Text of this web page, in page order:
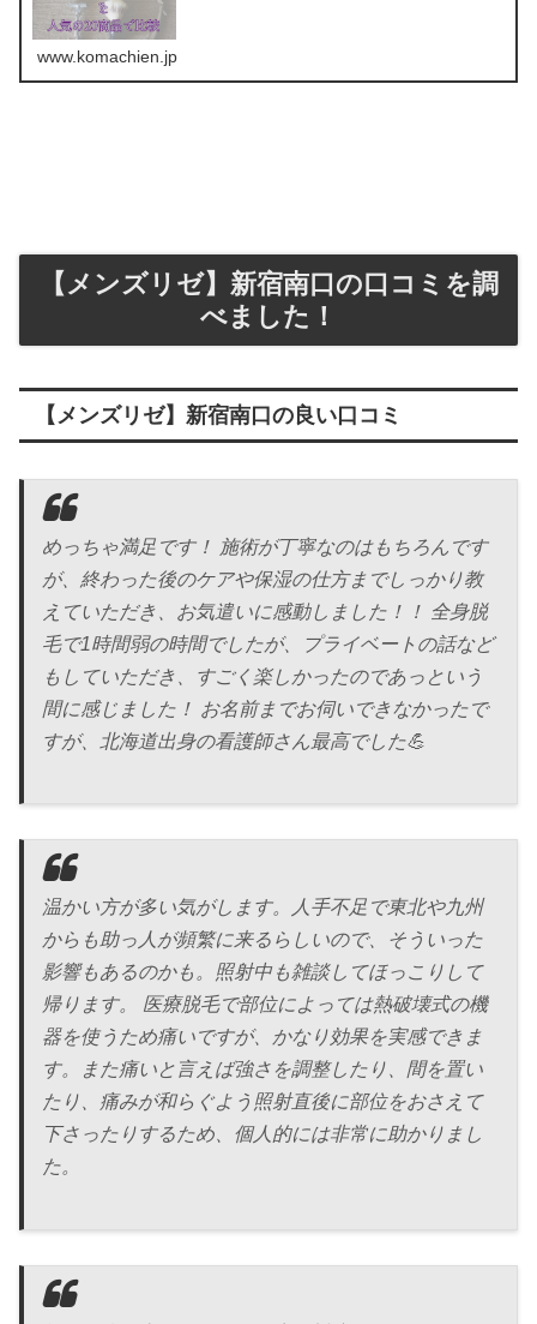
www.komachien.jp
【メンズリゼ】新宿南口の口コミを調
べました！
【メンズリゼ】新宿南口の良い口コミ
めっちゃ満足です！ 施術が丁寧なのはもちろんです
が、終わった後のケアや保湿の仕方までしっかり教
えていただき、お気遣いに感動しました！！ 全身脱
毛で1時間弱の時間でしたが、プライベートの話など
もしていただき、すごく楽しかったのであっという
間に感じました！ お名前までお伺いできなかったで
すが、北海道出身の看護師さん最高でした💪
温かい方が多い気がします。人手不足で東北や九州
からも助っ人が頻繁に来るらしいので、そういった
影響もあるのかも。照射中も雑談してほっこりして
帰ります。 医療脱毛で部位によっては熱破壊式の機
器を使うため痛いですが、かなり効果を実感できま
す。また痛いと言えば強さを調整したり、間を置い
たり、痛みが和らぐよう照射直後に部位をおさえて
下さったりするため、個人的には非常に助かりまし
た。